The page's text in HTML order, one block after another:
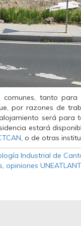
tanto
por razones de
será para
estará
, o de otras
Industrial de
, opiniones